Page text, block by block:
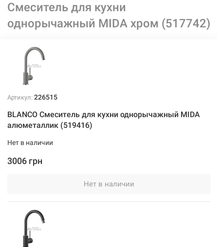
Смеситель для кухни
однорычажный MIDA хром (517742)
Артикул: 226515
BLANCO Смеситель для кухни однорычажный MIDA
алюметаллик (519416)
Нет в наличии
3006 грн
Нет в наличии